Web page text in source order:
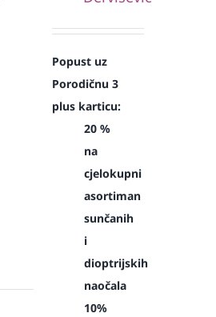
Popust uz
Porodičnu 3
plus karticu:
20 %
na
cjelokupni
asortiman
sunčanih
i
dioptrijskih
naočala
10%